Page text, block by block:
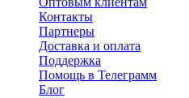
Контакты
Партнеры
Доставка и оплата
Поддержка
Помощь в Телеграмм
Блог